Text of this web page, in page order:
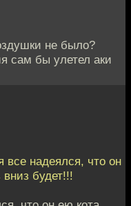
не было?
сам бы улетел аки
все надеялся, что он
будет!!!